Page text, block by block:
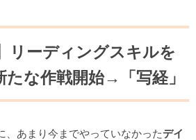
リーディングスキルを
な作戦開始→「写経」
、あまり今までやっていなかったデイ